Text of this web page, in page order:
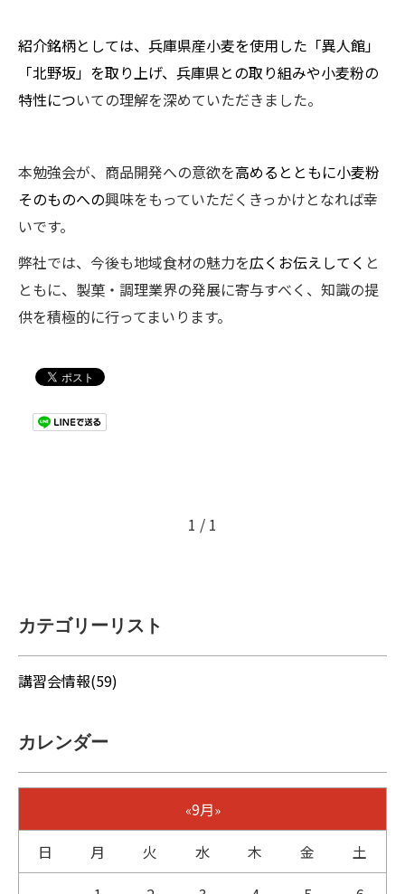
紹介銘柄としては、兵庫県産小麦を使用した「異人館」
「北野坂」を取り上げ、兵庫県との取り組みや小麦粉の
特性についての理解を深めていただきました。
本勉強会が、商品開発への意欲を高めるとともに小麦粉
そのものへの興味をもっていただくきっかけとなれば幸
いです。
弊社では、今後も地域食材の魅力を広くお伝えしてく と
ともに、製菓・調理業界の発展に寄与すべく、知識の提
供を積極的に行ってまいります。
1 / 1
カテゴリーリスト
講習会情報(59)
カレンダー
«9月»
日 月 火 水 木 金
土